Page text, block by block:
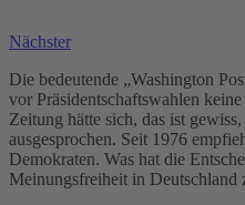
Nächster
Die bedeutende „Washington
vor Präsidentschaftswahlen
Zeitung hätte sich, das ist
ausgesprochen. Seit 1976
Demokraten. Was hat die
Meinungsfreiheit in Deutschland